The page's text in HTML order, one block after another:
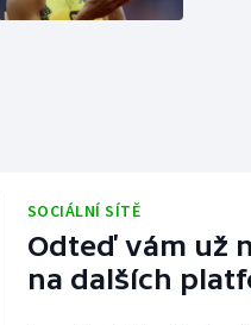
SOCIÁLNÍ SÍTĚ
Odteď vám už
na dalších